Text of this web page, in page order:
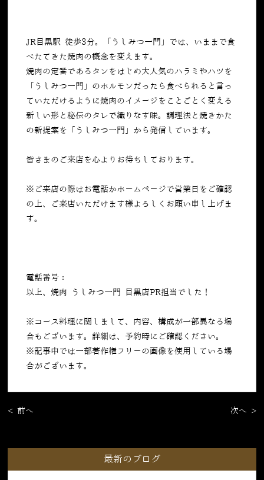
JR目黒駅 徒歩3分。「うしみつ一門」では、いままで食
べたてきた焼肉の概念を変えます。
焼肉の定番であるタンをはじめ大人気のハラミやハツを
「うしみつ一門」のホルモンだったら食べられると言っ
ていただけるように焼肉のイメージをことごとく変える
新しい形と秘伝のタレで織りなす味。調理法と焼きかた
の新提案を「うしみつ一門」から発信しています。
皆さまのご来店を心よりお待ちしております。
※ご来店の際はお電話かホームページで営業日をご確認
の上、ご来店いただけます様よろしくお願い申し上げま
す。
電話番号：
以上、焼肉 うしみつ一門 目黒店PR担当でした！
※コース料理に関しまして、内容、構成が一部異なる場
合もございます。詳細は、予約時にご確認ください。
※記事中では一部著作権フリーの画像を使用している場
合がございます。
< 前へ 次へ >
最新のブログ